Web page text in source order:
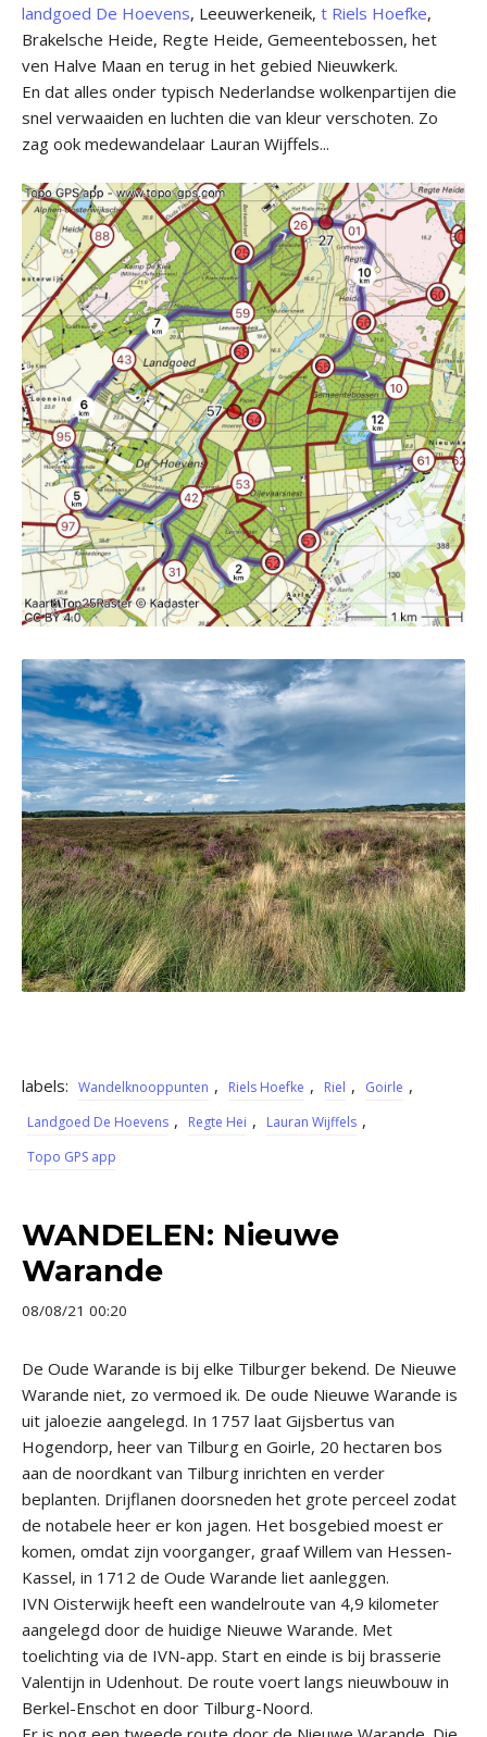
landgoed De Hoevens, Leeuwerkeneik, t Riels Hoefke,
Brakelsche Heide, Regte Heide, Gemeentebossen, het
ven Halve Maan en terug in het gebied Nieuwkerk.
En dat alles onder typisch Nederlandse wolkenpartijen die
snel verwaaiden en luchten die van kleur verschoten. Zo
zag ook medewandelaar Lauran Wijffels...
labels: Wandelknooppunten , Riels Hoefke , Riel , Goirle ,
Landgoed De Hoevens , Regte Hei , Lauran Wijffels ,
Topo GPS app
WANDELEN: Nieuwe
Warande
08/08/21 00:20
De Oude Warande is bij elke Tilburger bekend. De Nieuwe
Warande niet, zo vermoed ik. De oude Nieuwe Warande is
uit jaloezie aangelegd. In 1757 laat Gijsbertus van
Hogendorp, heer van Tilburg en Goirle, 20 hectaren bos
aan de noordkant van Tilburg inrichten en verder
beplanten. Drijflanen doorsneden het grote perceel zodat
de notabele heer er kon jagen. Het bosgebied moest er
komen, omdat zijn voorganger, graaf Willem van Hessen-
Kassel, in 1712 de Oude Warande liet aanleggen.
IVN Oisterwijk heeft een wandelroute van 4,9 kilometer
aangelegd door de huidige Nieuwe Warande. Met
toelichting via de IVN-app. Start en einde is bij brasserie
Valentijn in Udenhout. De route voert langs nieuwbouw in
Berkel-Enschot en door Tilburg-Noord.